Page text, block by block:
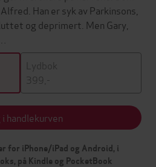
Han er syk av Parkinsons,
og deprimert. Men Gary,
Lydbok
399,-
handlekurven
for iPhone/iPad og Android, i
på Kindle og PocketBook